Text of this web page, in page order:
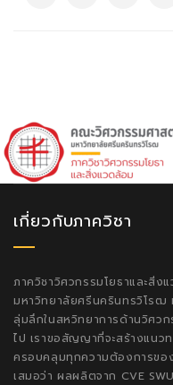
เกี่ยวกับภาควิชา
ภาควิชาวิศวกรรมโยธาและสิ่
มหาวิทยาลัยศรีนครินทรวิโร
ลุ่มลึกในสหวิทยาการด้านวิศว
ไป เราขอสัญญาที่จะสร้างแนว
ครอบคลุมทุกความต้องการขอ
เสมอว่า ผลผลิตจาก CVE